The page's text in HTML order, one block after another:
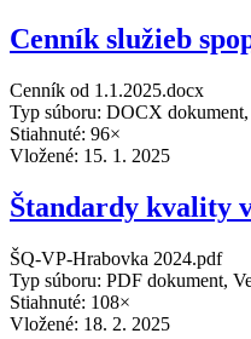
Cenník služieb
Cenník od 1.1.2025.docx
Typ súboru: DOCX
Stiahnuté: 96×
Vložené: 15. 1. 2025
Štandardy kvality
ŠQ-VP-Hrabovka 2024.pdf
Typ súboru: PDF dokument,
Stiahnuté: 108×
Vložené: 18. 2. 2025